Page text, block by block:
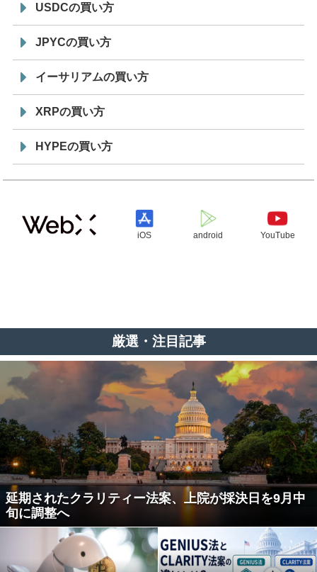
USDCの買い方
JPYCの買い方
イーサリアムの買い方
XRPの買い方
HYPEの買い方
iOS android YouTube
厳選・注目記事
延期されたクラリティー法案、上院が採決日を9月中
旬に調整へ